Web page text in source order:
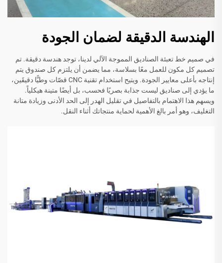
الهندسة الدقيقة لضمان الجودة
في صميم خط تعبئة الصناديق المموجة الآلي لدينا، توجد هندسة دقيقة. تم
تصميم كل مكون للعمل معًا بسلاسة، مما يضمن أن يلتزم كل صندوق يتم
إنتاجه بأعلى معايير الجودة. ويتيح استخدام تقنية CNC قصّات وطيًّا دقيقَين،
ما يؤدي إلى صناديق ليست جذابة بصريًا فحسب، بل أيضًا متينة هيكلياً.
ويسهم هذا الاهتمام بالتفاصيل في تقليل الهدر إلى الحد الأدنى وزيادة متانة
التغليف، وهو أمر بالغ الأهمية لحماية منتجاتك أثناء النقل.